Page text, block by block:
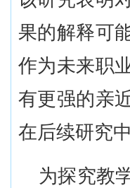
果的解释可
作为未来职
有更强的亲
在后续研究
为探究教